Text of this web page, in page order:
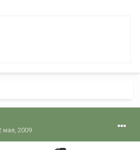
мая, 2009